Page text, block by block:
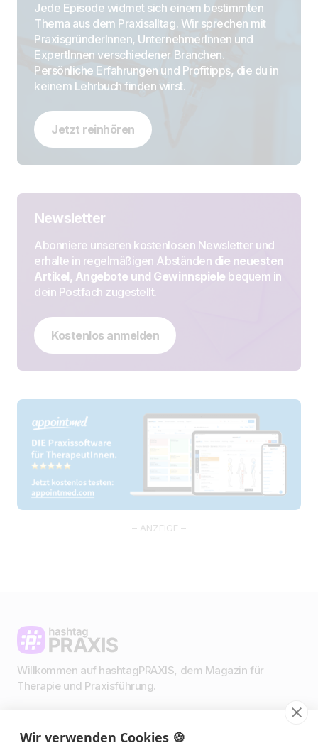
Jede Episode widmet sich einem bestimmten
Thema aus dem Praxisalltag. Wir sprechen mit
PraxisgründerInnen, UnternehmerInnen und
ExpertInnen verschiedener Branchen.
Persönliche Erfahrungen und Profitipps, die du in
keinem Lehrbuch finden wirst.
Jetzt reinhören
Newsletter
Abonniere unseren kostenlosen Newsletter und
erhalte in regelmäßigen Abständen die neuesten
Artikel, Angebote und Gewinnspiele bequem in
dein Postfach zugestellt.
Kostenlos anmelden
– ANZEIGE –
Willkommen auf hashtagPRAXIS, dem Magazin für
Therapie und Praxisführung.
Impressum & Datenschutz
Wir verwenden Cookies 🍪